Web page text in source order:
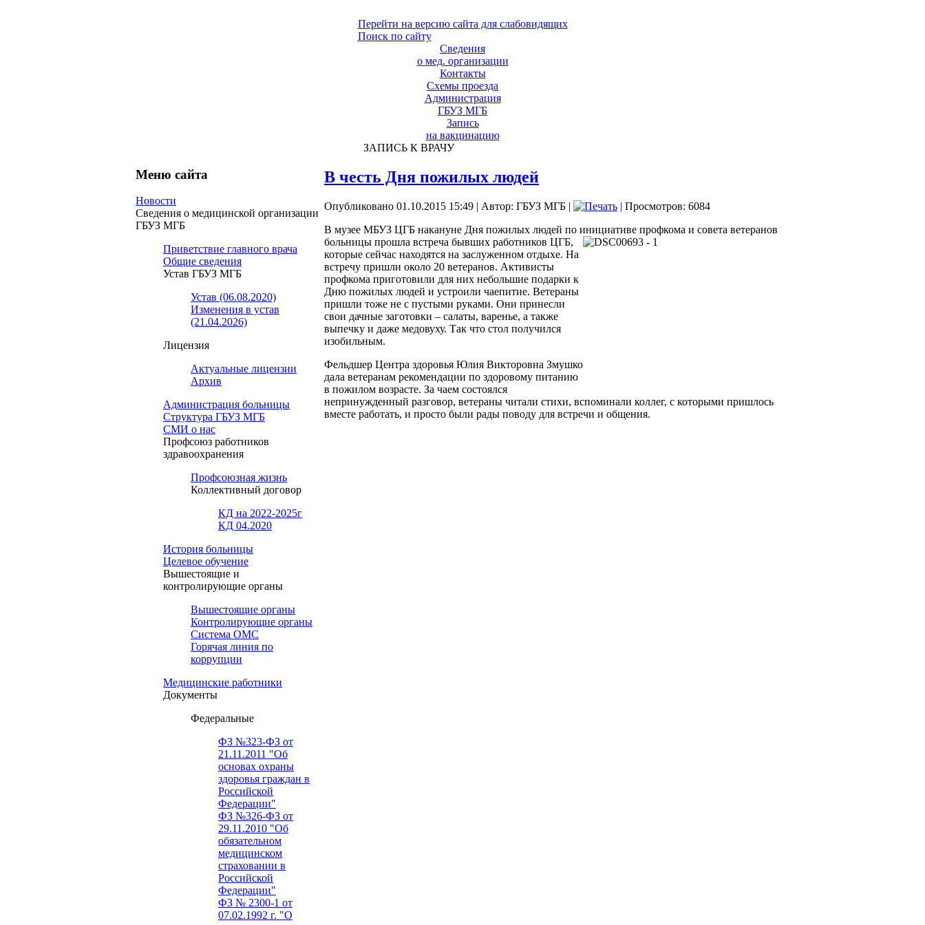
Перейти на версию сайта для слабовидящих
Поиск по сайту
Сведения
о мед. организации
Контакты
Схемы проезда
Администрация
ГБУЗ МГБ
Запись
на вакцинацию
ЗАПИСЬ К ВРАЧУ
Меню сайта
Новости
Сведения о медицинской организации
ГБУЗ МГБ
Приветствие главного врача
Общие сведения
Устав ГБУЗ МГБ
Устав (06.08.2020)
Изменения в устав
(21.04.2026)
Лицензия
Актуальные лицензии
Архив
Администрация больницы
Структура ГБУЗ МГБ
СМИ о нас
Профсоюз работников
здравоохранения
Профсоюзная жизнь
Коллективный договор
КД на 2022-2025г
КД 04.2020
История больницы
Целевое обучение
Вышестоящие и
контролирующие органы
Вышестоящие органы
Контролирующие органы
Система ОМС
Горячая линия по
коррупции
Медицинские работники
Документы
Федеральные
ФЗ №323-ФЗ от
21.11.2011 "Об
основах охраны
здоровья граждан в
Российской
Федерации"
ФЗ №326-ФЗ от
29.11.2010 "Об
обязательном
медицинском
страховании в
Российской
Федерации"
ФЗ № 2300-1 от
07.02.1992 г. "О
В честь Дня пожилых людей
Опубликовано 01.10.2015 15:49 | Автор: ГБУЗ МГБ |
| Просмотров: 6084
В музее МБУЗ ЦГБ накануне Дня пожилых людей по инициативе профкома и совета ветеранов
больницы прошла встреча бывших работников ЦГБ,
которые сейчас находятся на заслуженном отдыхе. На
встречу пришли около 20 ветеранов. Активисты
профкома приготовили для них небольшие подарки к
Дню пожилых людей и устроили чаепитие. Ветераны
пришли тоже не с пустыми руками. Они принесли
свои дачные заготовки – салаты, варенье, а также
выпечку и даже медовуху. Так что стол получился
изобильным.
Фельдшер Центра здоровья Юлия Викторовна Змушко
дала ветеранам рекомендации по здоровому питанию
в пожилом возрасте. За чаем состоялся
непринужденный разговор, ветераны читали стихи, вспоминали коллег, с которыми пришлось
вместе работать, и просто были рады поводу для встречи и общения.